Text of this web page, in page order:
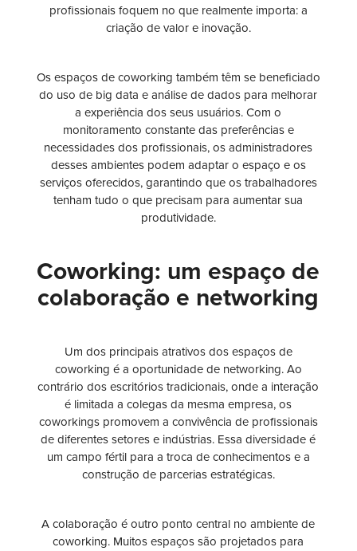
profissionais foquem no que realmente importa: a
criação de valor e inovação.
Os espaços de coworking também têm se beneficiado
do uso de big data e análise de dados para melhorar
a experiência dos seus usuários. Com o
monitoramento constante das preferências e
necessidades dos profissionais, os administradores
desses ambientes podem adaptar o espaço e os
serviços oferecidos, garantindo que os trabalhadores
tenham tudo o que precisam para aumentar sua
produtividade.
Coworking: um espaço de
colaboração e networking
Um dos principais atrativos dos espaços de
coworking é a oportunidade de networking. Ao
contrário dos escritórios tradicionais, onde a interação
é limitada a colegas da mesma empresa, os
coworkings promovem a convivência de profissionais
de diferentes setores e indústrias. Essa diversidade é
um campo fértil para a troca de conhecimentos e a
construção de parcerias estratégicas.
A colaboração é outro ponto central no ambiente de
coworking. Muitos espaços são projetados para